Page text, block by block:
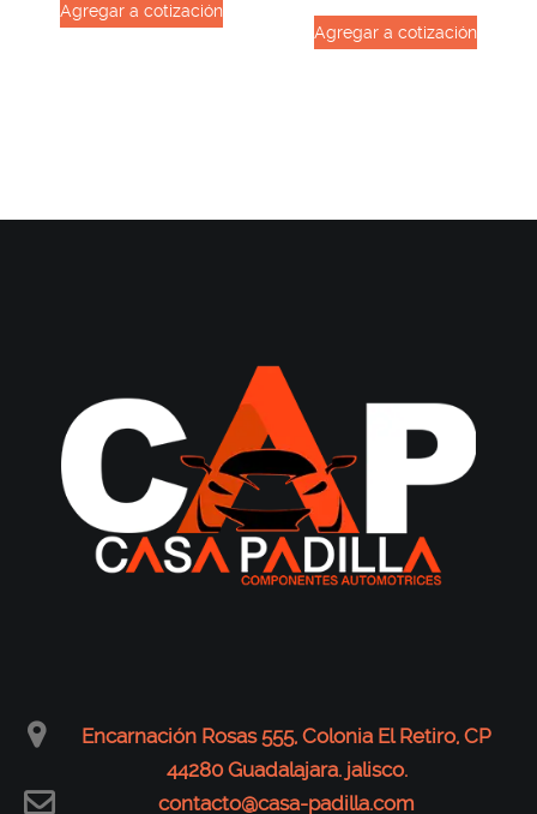
Agregar a cotización
Agregar a cotización
Encarnación Rosas 555, Colonia El Retiro, CP
44280 Guadalajara. jalisco.
contacto@casa-padilla.com